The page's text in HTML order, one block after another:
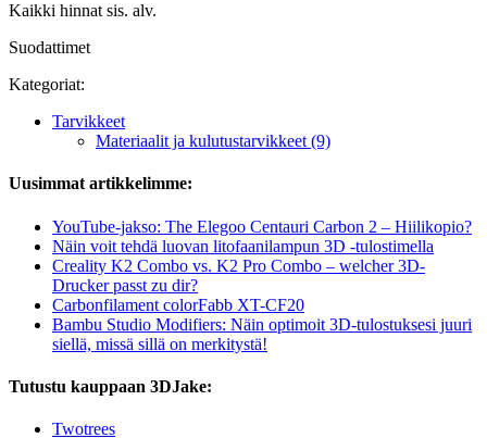
Kaikki hinnat sis. alv.
Suodattimet
Kategoriat:
Tarvikkeet
Materiaalit ja kulutustarvikkeet (9)
Uusimmat artikkelimme:
YouTube-jakso: The Elegoo Centauri Carbon 2 – Hiilikopio?
Näin voit tehdä luovan litofaanilampun 3D -tulostimella
Creality K2 Combo vs. K2 Pro Combo – welcher 3D-
Drucker passt zu dir?
Carbonfilament colorFabb XT-CF20
Bambu Studio Modifiers: Näin optimoit 3D-tulostuksesi juuri
siellä, missä sillä on merkitystä!
Tutustu kauppaan 3DJake:
Twotrees